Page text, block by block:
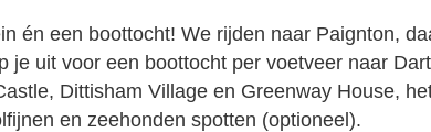
én een boottocht! We rijden naar Paignton,
uit voor een boottocht per voetveer naar
Dittisham Village en Greenway House,
en zeehonden spotten (optioneel).